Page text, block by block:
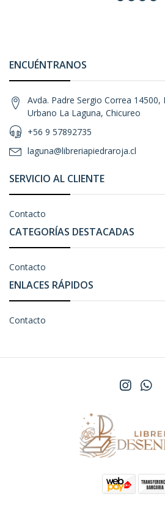
ENCUÉNTRANOS
Avda. Padre Sergio Correa 14500,
Urbano La Laguna, Chicureo
+56 9 57892735
laguna@libreriapiedraroja.cl
SERVICIO AL CLIENTE
Contacto
CATEGORÍAS DESTACADAS
Contacto
ENLACES RÁPIDOS
Contacto